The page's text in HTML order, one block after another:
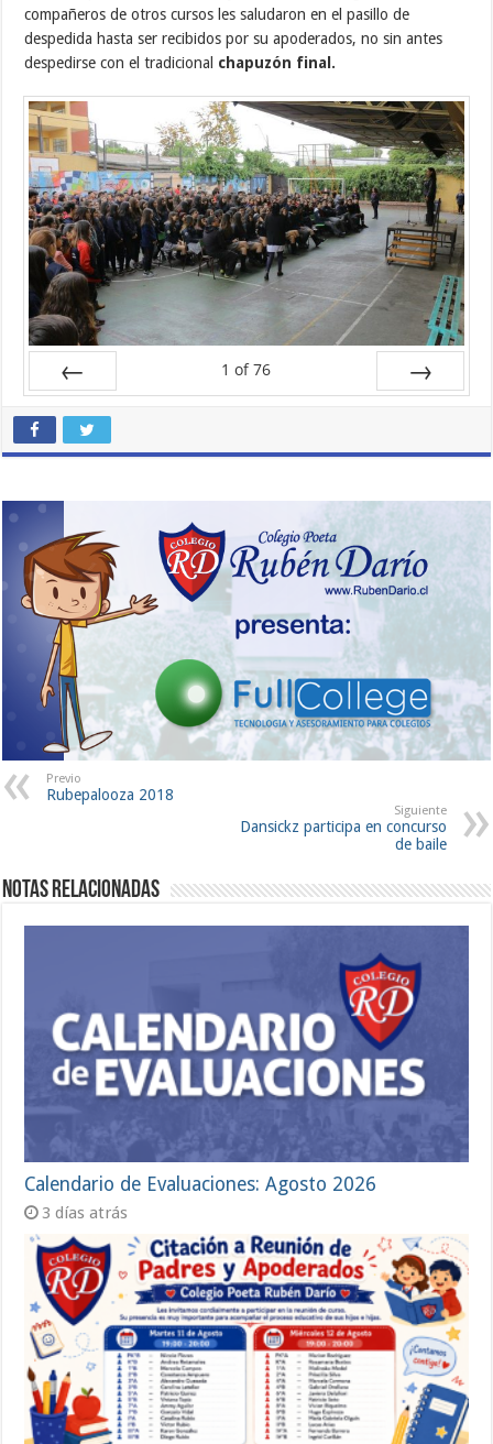
compañeros de otros cursos les saludaron en el pasillo de
despedida hasta ser recibidos por su apoderados, no sin antes
despedirse con el tradicional chapuzón final.
1 of 76
Previo
Rubepalooza 2018
Siguiente
Dansickz participa en concurso
de baile
Notas Relacionadas
Calendario de Evaluaciones: Agosto 2026
3 días atrás